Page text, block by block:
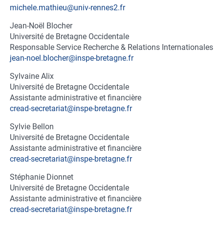
du
michele.mathieu@univ-rennes2.fr
Jean-Noël Blocher
Fonction
du
contact
Université de Bretagne Occidentale
Fonction
du
Responsable Service Recherche & Relations Internationales
jean-noel.blocher@inspe-bretagne.fr
Sylvaine Alix
Fonction
du
contact
Université de Bretagne Occidentale
Fonction
du
Assistante administrative et financière
cread-secretariat@inspe-bretagne.fr
Sylvie Bellon
Fonction
du
contact
Université de Bretagne Occidentale
Fonction
du
Assistante administrative et financière
cread-secretariat@inspe-bretagne.fr
Stéphanie Dionnet
Fonction
du
contact
Université de Bretagne Occidentale
Fonction
du
Assistante administrative et financière
cread-secretariat@inspe-bretagne.fr